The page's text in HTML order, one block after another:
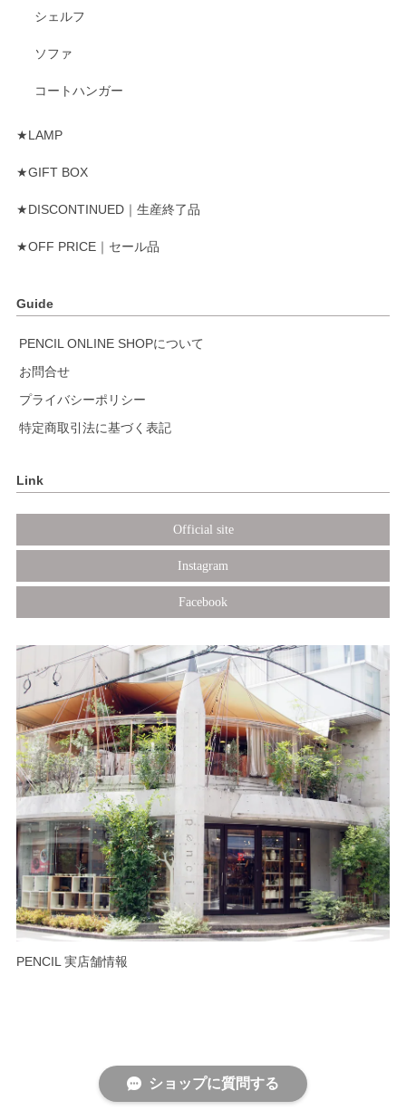
シェルフ
ソファ
コートハンガー
★LAMP
★GIFT BOX
★DISCONTINUED｜生産終了品
★OFF PRICE｜セール品
Guide
PENCIL ONLINE SHOPについて
お問合せ
プライバシーポリシー
特定商取引法に基づく表記
Link
Official site
Instagram
Facebook
PENCIL 実店舗情報
ショップに質問する